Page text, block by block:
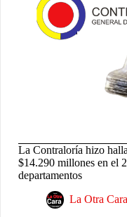
La Contraloría hizo
$14.290 millones en el
departamentos
La Otra Cara